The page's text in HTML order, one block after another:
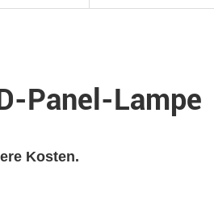
Panel-Lampe
Kosten.